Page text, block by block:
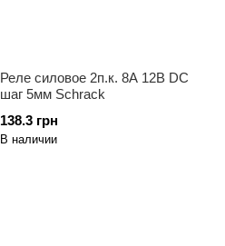
Реле силовое 2п.к. 8A 12B DC
шаг 5мм Schrack
138.3 грн
В наличии